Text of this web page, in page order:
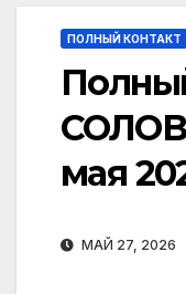
ПОЛНЫЙ КОНТАКТ
мая
МАЙ 27, 2026